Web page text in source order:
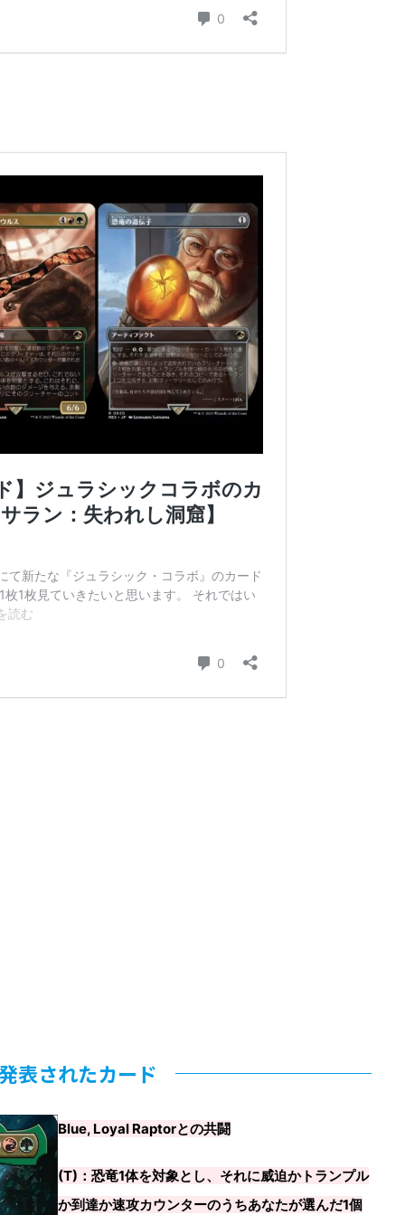
表されたカード
Blue, Loyal Raptorとの共闘
(T)：恐竜1体を対象とし、それに威迫かトランプル
か到達か速攻カウンターのうちあなたが選んだ1個